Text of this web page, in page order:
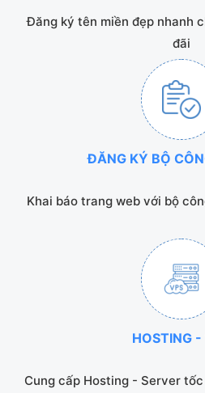
Đăng ký tên miền đẹp nhanh
đãi
ĐĂNG KÝ BỘ
Khai báo trang web với bộ
HOSTING -
Cung cấp Hosting - Server